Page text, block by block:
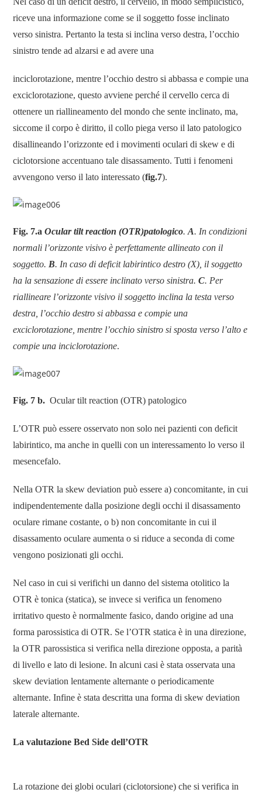
riceve una informazione come se il soggetto fosse inclinato
verso sinistra. Pertanto la testa si inclina verso destra, l’occhio
sinistro tende ad alzarsi e ad avere una
inciclorotazione, mentre l’occhio destro si abbassa e compie una
exciclorotazione, questo avviene perché il cervello cerca di
ottenere un riallineamento del mondo che sente inclinato, ma,
siccome il corpo è diritto, il collo piega verso il lato patologico
disallineando l’orizzonte ed i movimenti oculari di skew e di
ciclotorsione accentuano tale disassamento. Tutti i fenomeni
avvengono verso il lato interessato (fig.7).
Fig. 7.a Ocular tilt reaction (OTR)patologico.A. In condizioni
normali l’orizzonte visivo è perfettamente allineato con il
soggetto. B. In caso di deficit labirintico destro (X), il soggetto
ha la sensazione di essere inclinato verso sinistra.C. Per
riallineare l’orizzonte visivo il soggetto inclina la testa verso
destra, l’occhio destro si abbassa e compie una
exciclorotazione, mentre l’occhio sinistro si sposta verso l’alto e
compie una inciclorotazione.
Fig. 7 b. Ocular tilt reaction (OTR) patologico
L’OTR può essere osservato non solo nei pazienti con deficit
labirintico, ma anche in quelli con un interessamento lo verso il
mesencefalo.
Nella OTR la skew deviation può essere a) concomitante, in cui
indipendentemente dalla posizione degli occhi il disassamento
oculare rimane costante, o b) non concomitante in cui il
disassamento oculare aumenta o si riduce a seconda di come
vengono posizionati gli occhi.
Nel caso in cui si verifichi un danno del sistema otolitico la
OTR è tonica (statica), se invece si verifica un fenomeno
irritativo questo è normalmente fasico, dando origine ad una
forma parossistica di OTR. Se l’OTR statica è in una direzione,
la OTR parossistica si verifica nella direzione opposta, a parità
di livello e lato di lesione. In alcuni casi è stata osservata una
skew deviation lentamente alternante o periodicamente
alternante. Infine è stata descritta una forma di skew deviation
laterale alternante.
La valutazione Bed Side dell’OTR
La rotazione dei globi oculari (ciclotorsione) che si verifica in